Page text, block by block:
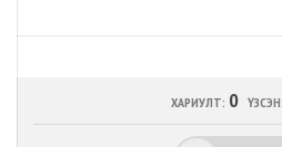
ХАРИУЛТ: 0 ҮЗСЭН: